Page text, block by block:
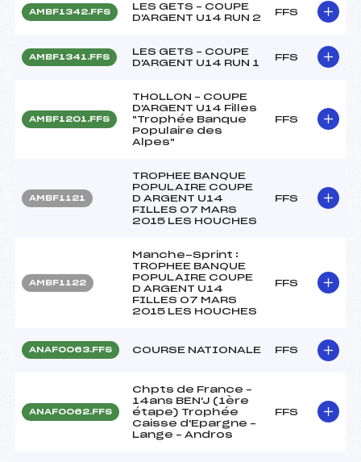
AMBF1342.FFS
LES GETS – COUPE
D'ARGENT U14 RUN 2
FFS
AMBF1341.FFS
LES GETS – COUPE
D'ARGENT U14 RUN 1
FFS
AMBF1201.FFS
THOLLON – COUPE
D'ARGENT U14 Filles
"Trophée Banque
Populaire des
Alpes"
FFS
AMBF1121
TROPHEE BANQUE
POPULAIRE COUPE
D ARGENT U14
FILLES 07 MARS
2015 LES HOUCHES
FFS
AMBF1122
Manche-Sprint :
TROPHEE BANQUE
POPULAIRE COUPE
D ARGENT U14
FILLES 07 MARS
2015 LES HOUCHES
FFS
ANAF0063.FFS COURSE NATIONALE FFS
ANAF0062.FFS
Chpts de France –
14ans BEN'J (1ère
étape) Trophée
Caisse d'Epargne –
Lange – Andros
FFS